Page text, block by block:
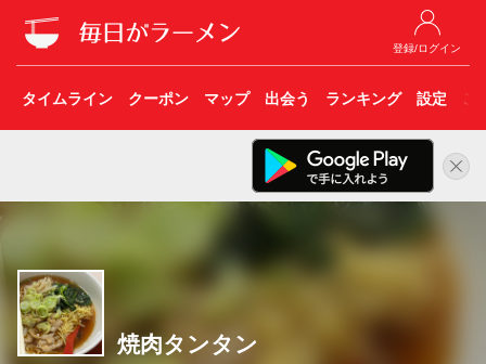
登録/ログイン
タイムライン クーポン マップ 出会う ランキング 設定 こ
焼肉タンタン